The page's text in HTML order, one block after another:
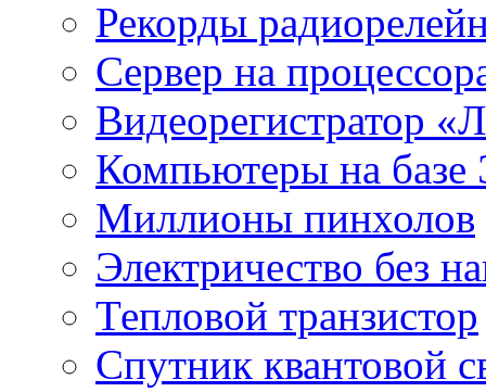
Рекорды
Сервер на
Видеорегистратор
Компьютеры на базе
Миллионы пинхолов
Электричество без
Тепловой транзистор
Спутник квантовой